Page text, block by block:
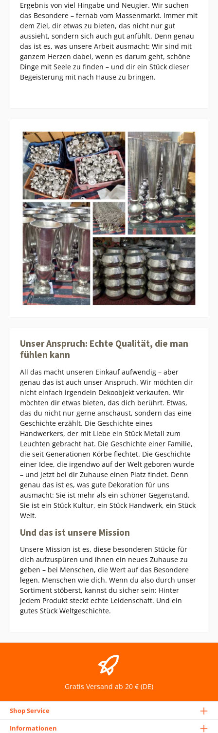
Ergebnis von viel Hingabe und Neugier. Wir suchen
das Besondere – fernab vom Massenmarkt. Immer mit
dem Ziel, dir etwas zu bieten, das nicht nur gut
aussieht, sondern sich auch gut anfühlt. Denn genau
das ist es, was unsere Arbeit ausmacht: Wir sind mit
ganzem Herzen dabei, wenn es darum geht, schöne
Dinge mit Seele zu finden – und dir ein Stück dieser
Begeisterung mit nach Hause zu bringen.
Unser Anspruch: Echte Qualität, die man
fühlen kann
All das macht unseren Einkauf aufwendig – aber
genau das ist auch unser Anspruch. Wir möchten dir
nicht einfach irgendein Dekoobjekt verkaufen. Wir
möchten dir etwas bieten, das dich berührt. Etwas,
das du nicht nur gerne anschaust, sondern das eine
Geschichte erzählt. Die Geschichte eines
Handwerkers, der mit Liebe ein Stück Metall zum
Leuchten gebracht hat. Die Geschichte einer Familie,
die seit Generationen Körbe flechtet. Die Geschichte
einer Idee, die irgendwo auf der Welt geboren wurde
– und jetzt bei dir Zuhause einen Platz findet. Denn
genau das ist es, was gute Dekoration für uns
ausmacht: Sie ist mehr als ein schöner Gegenstand.
Sie ist ein Stück Kultur, ein Stück Handwerk, ein Stück
Welt.
Und das ist unsere Mission
Unsere Mission ist es, diese besonderen Stücke für
dich aufzuspüren und ihnen ein neues Zuhause zu
geben – bei Menschen, die Wert auf das Besondere
legen. Menschen wie dich. Wenn du also durch unser
Sortiment stöberst, kannst du sicher sein: Hinter
jedem Produkt steckt echte Leidenschaft. Und ein
gutes Stück Weltgeschichte.
Gratis Versand ab 20 € (DE)
Shop Service
Informationen